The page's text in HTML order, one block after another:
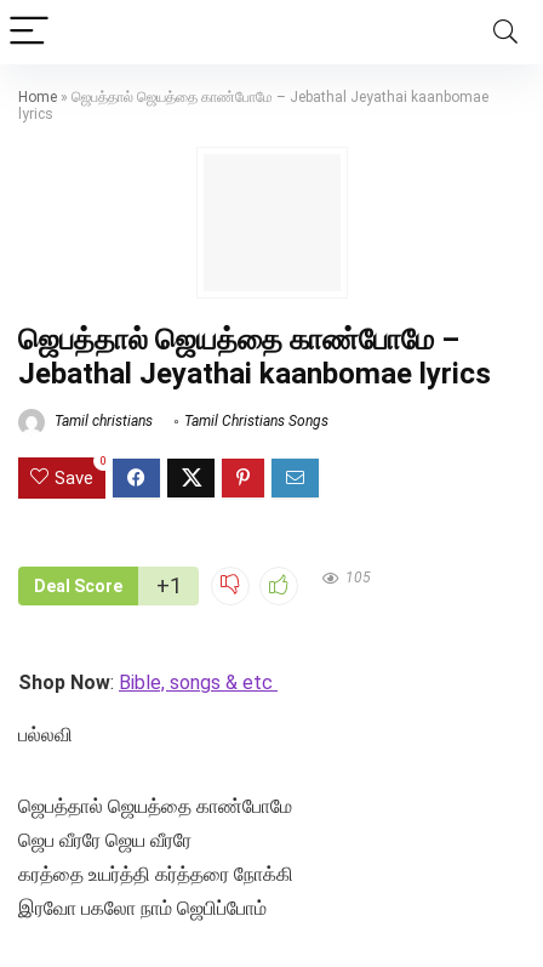
Home » ஜெபத்தால் ஜெயத்தை காண்போமே – Jebathal Jeyathai kaanbomae
lyrics
ஜெபத்தால் ஜெயத்தை காண்போமே –
Jebathal Jeyathai kaanbomae lyrics
Tamil christians Tamil Christians Songs
Save
0
Deal Score +1 105
Shop Now: Bible, songs & etc
பல்லவி
ஜெபத்தால் ஜெயத்தை காண்போமே
ஜெப வீரரே ஜெய வீரரே
கரத்தை உயர்த்தி கர்த்தரை நோக்கி
இரவோ பகலோ நாம் ஜெபிப்போம்